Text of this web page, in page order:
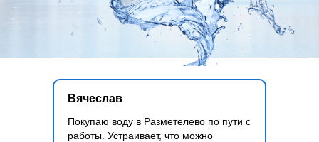
Покупаю воду в Разметелево по пути с
работы. Устраивает, что можно
Вячеслав